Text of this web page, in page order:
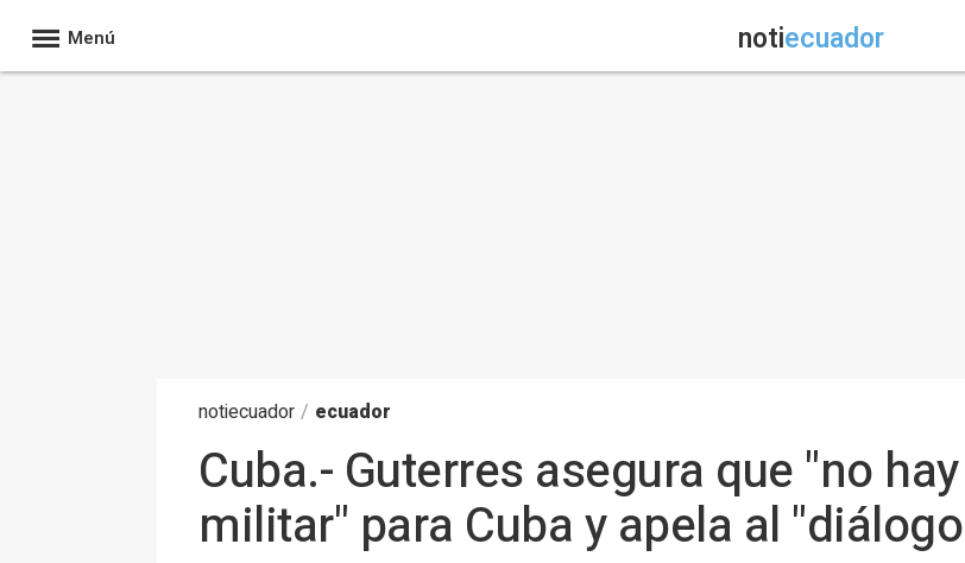
Menú notiecuador
notiecuador / ecuador
Cuba.- Guterres asegura que "no
militar" para Cuba y apela al